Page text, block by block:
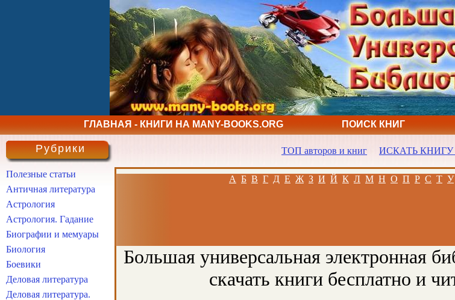
ГЛАВНАЯ - КНИГИ НА MANY-BOOKS.ORG ПОИСК КНИГ
ТОП авторов и книг ИСКАТЬ
А Б В Г Д Е Ж З И Й К Л М Н О П Р С Т У
Большая универсальная электронная
скачать книги бесплатно и
Рубрики
Полезные статьи
Античная литература
Астрология
Астрология. Гадание
Биографии и мемуары
Биология
Боевики
Деловая литература
Деловая литература.